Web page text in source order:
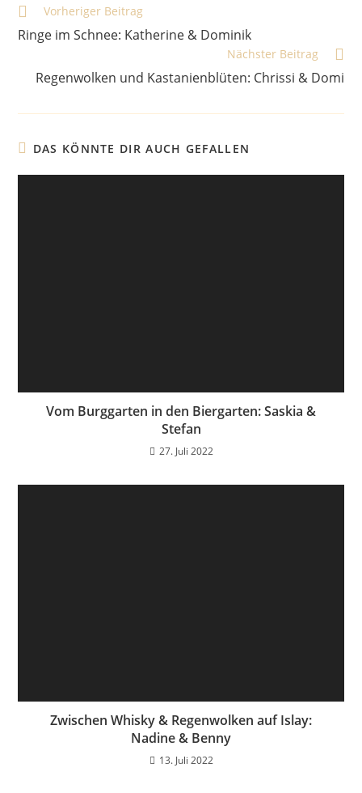
Vorheriger Beitrag
Ringe im Schnee: Katherine & Dominik
Nächster Beitrag
Regenwolken und Kastanienblüten: Chrissi & Domi
DAS KÖNNTE DIR AUCH GEFALLEN
Vom Burggarten in den Biergarten: Saskia &
Stefan
27. Juli 2022
Zwischen Whisky & Regenwolken auf Islay:
Nadine & Benny
13. Juli 2022